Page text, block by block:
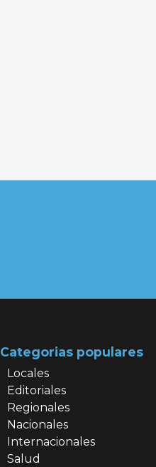
Categorias populares
Locales
Editoriales
Regionales
Nacionales
Internacionales
Salud